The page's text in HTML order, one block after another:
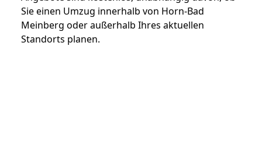
Sie einen Umzug innerhalb von Horn-Bad
Meinberg oder außerhalb Ihres aktuellen
Standorts planen.